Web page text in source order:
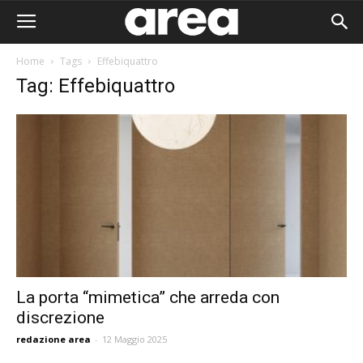
Home Tags Effebiquattro
Tag: Effebiquattro
La porta “mimetica” che arreda con
discrezione
redazione area - 12 Maggio 2025